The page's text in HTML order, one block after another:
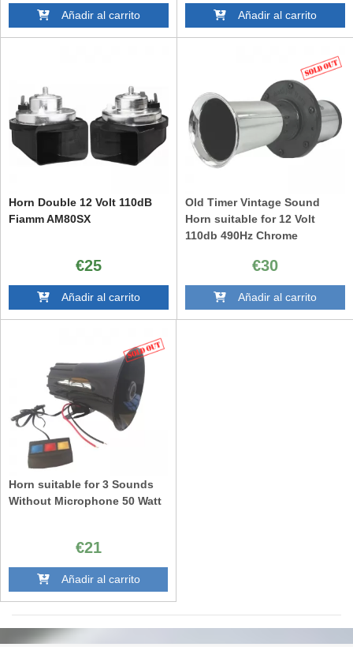
Añadir al carrito
X3 F25 / X4 F26 1 Pc
Añadir al carrito
Horn Double 12 Volt 110dB
Fiamm AM80SX
€25
Añadir al carrito
Old Timer Vintage Sound
Horn suitable for 12 Volt
110db 490Hz Chrome
€30
Añadir al carrito
Horn suitable for 3 Sounds
Without Microphone 50 Watt
€21
Añadir al carrito